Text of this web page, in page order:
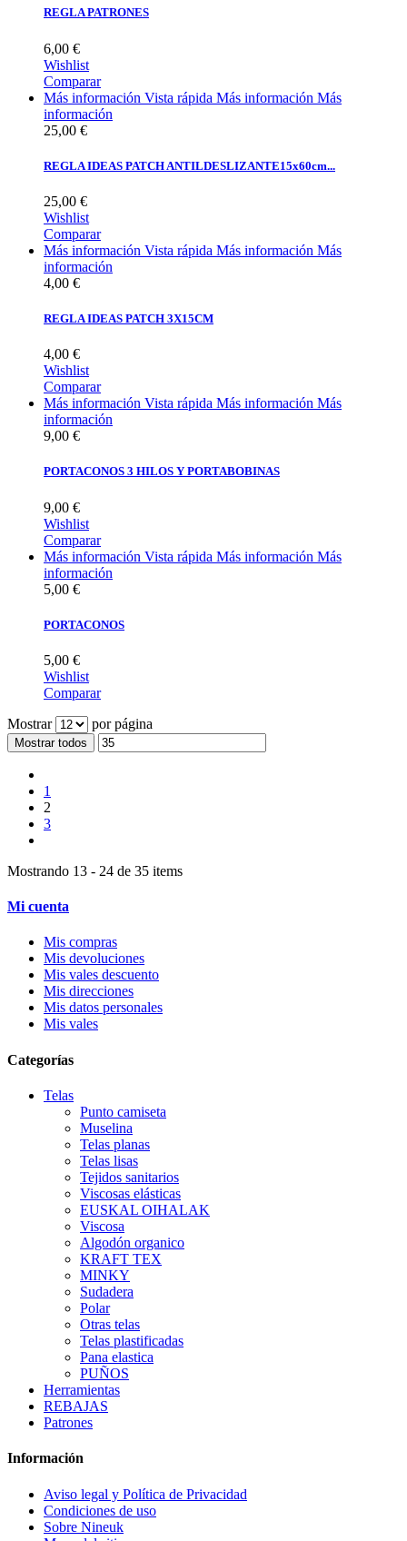
REGLA PATRONES
6,00 €
Wishlist
Comparar
Más información Vista rápida Más información Más
información
25,00 €
REGLA IDEAS PATCH ANTILDESLIZANTE15x60cm...
25,00 €
Wishlist
Comparar
Más información Vista rápida Más información Más
información
4,00 €
REGLA IDEAS PATCH 3X15CM
4,00 €
Wishlist
Comparar
Más información Vista rápida Más información Más
información
9,00 €
PORTACONOS 3 HILOS Y PORTABOBINAS
9,00 €
Wishlist
Comparar
Más información Vista rápida Más información Más
información
5,00 €
PORTACONOS
5,00 €
Wishlist
Comparar
Mostrar
por página
Mostrar todos
1
2
3
Mostrando 13 - 24 de 35 items
Mi cuenta
Mis compras
Mis devoluciones
Mis vales descuento
Mis direcciones
Mis datos personales
Mis vales
Categorías
Telas
Punto camiseta
Muselina
Telas planas
Telas lisas
Tejidos sanitarios
Viscosas elásticas
EUSKAL OIHALAK
Viscosa
Algodón organico
KRAFT TEX
MINKY
Sudadera
Polar
Otras telas
Telas plastificadas
Pana elastica
PUÑOS
Herramientas
REBAJAS
Patrones
Información
Aviso legal y Política de Privacidad
Condiciones de uso
Sobre Nineuk